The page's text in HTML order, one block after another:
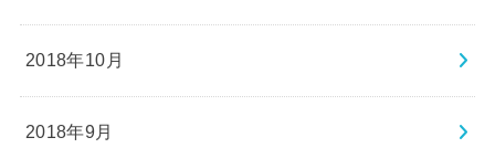
2018年10月
2018年9月